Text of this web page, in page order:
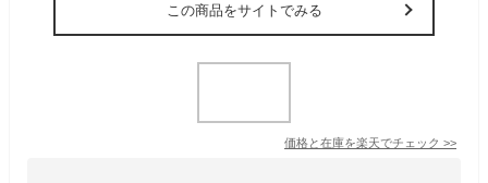
この商品をサイトでみる
価格と在庫を楽天でチェック >>